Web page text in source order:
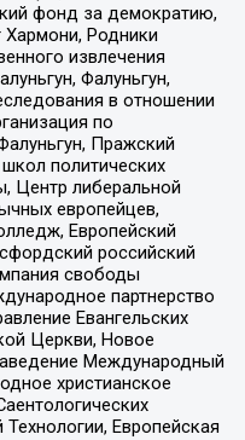
фонд за демократию,
Родники
извлечения
Фалуньгун,
в отношении
по
Пражский
политических
Центр либеральной
европейцев,
Европейский
российский
свободы
партнерство
Евангельских
Церкви, Новое
Международный
христианское
Европейская